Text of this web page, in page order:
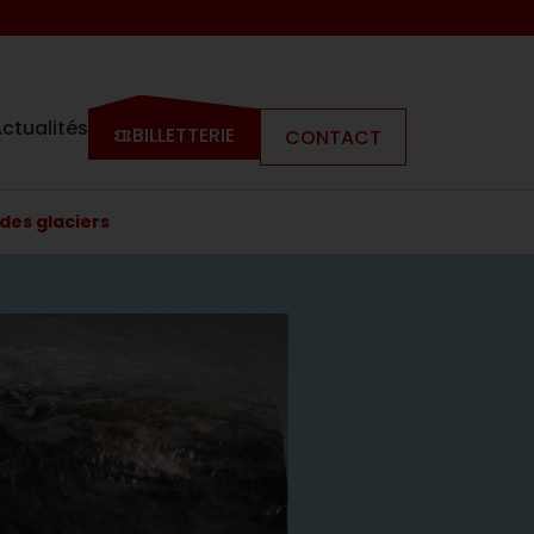
BILLETTERIE CONTACT
glaciers